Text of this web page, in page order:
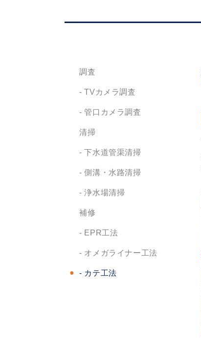
調査
- TVカメラ調査
- 管口カメラ調査
清掃
- 下水道管渠清掃
- 側溝・水路清掃
- 浄水場清掃
補修
- EPR工法
- オメガライナー工法
- カテ工法